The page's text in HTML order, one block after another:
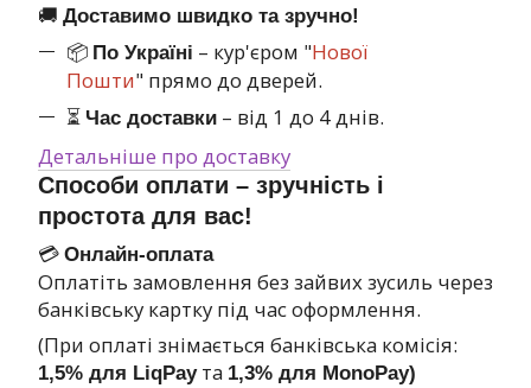
🚚 Доставимо швидко та зручно!
📦 По Україні – кур'єром "Нової
Пошти" прямо до дверей.
⏳ Час доставки – від 1 до 4 днів.
Детальніше про доставку
Способи оплати – зручність і
простота для вас!
💳 Онлайн-оплата
Оплатіть замовлення без зайвих зусиль через
банківську картку під час оформлення.
(При оплаті знімається банківська комісія:
1,5% для LiqPayта 1,3% для MonoPay)